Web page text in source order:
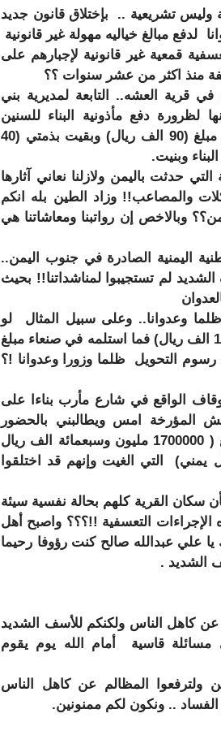
وليس تشريعية .. بإختلاق قانون جديد
مبالغ خياليه مهولة غير قانونية
قمعية غير قانونية لإجبارهم على
منذ اكثر من عشر سنوات ؟؟
في قرية العشه.. التابعة لمديرية بني
دفع مأذونية البناء للسنين
المتأخرة بمبلغ ( 130 الف ريال يمني) وقمت بسداد مبلغ (90 الف ريال) وبقيت بذمتي (40
وبنيت.
حدثت باليمن ولازلنا نعاني آثارها
والمصاعب!! وزاد الطين بله انكم
وبالاخص إن رواتبنا ومعاشاتنا هي
اليمنية الصادرة في جنوب اليمن..
لم تستجيبوا لمناشداتنا!! بحيث
ظلما وعدوانا.. وعلى سبيل المثال لو
اردت ان ارسل معاشي من عدن الى صنعاء مبلغ (100 الف ريال) فما استلمه في صنعاء مبلغ
رسوم التحويل ظلما وزورا وعدوانا !؟
ابريل /2026 الى مكتب الاوقاف الواقع في شارع مأرب بناءا على
المؤرخة امس ويطالبني بالحضور
لتسديد المأذونية .. فوجئت بأنهم يطالبوني بدفع مبلغ ( 1700000 مليون وسبعمائة الف ريال
المأذونية القديمة ( 40الف ريال يمني) التي الغيت وإنهم قد اختلقوا
سكان القرية كلهم بحالة نفسية سيئة
التعسفية !!؟؟؟ واصبح أهل
يا علي عبدالله صالح كنت رؤوفا رحيما
الشديد .
عن كاهل الناس ولكنكم للأسف الشديد
مسائلة قاسية أمام الله يوم يقوم
ولترفعوا المظالم عن كاهل الناس
.. ونكون لكم ممنونين.